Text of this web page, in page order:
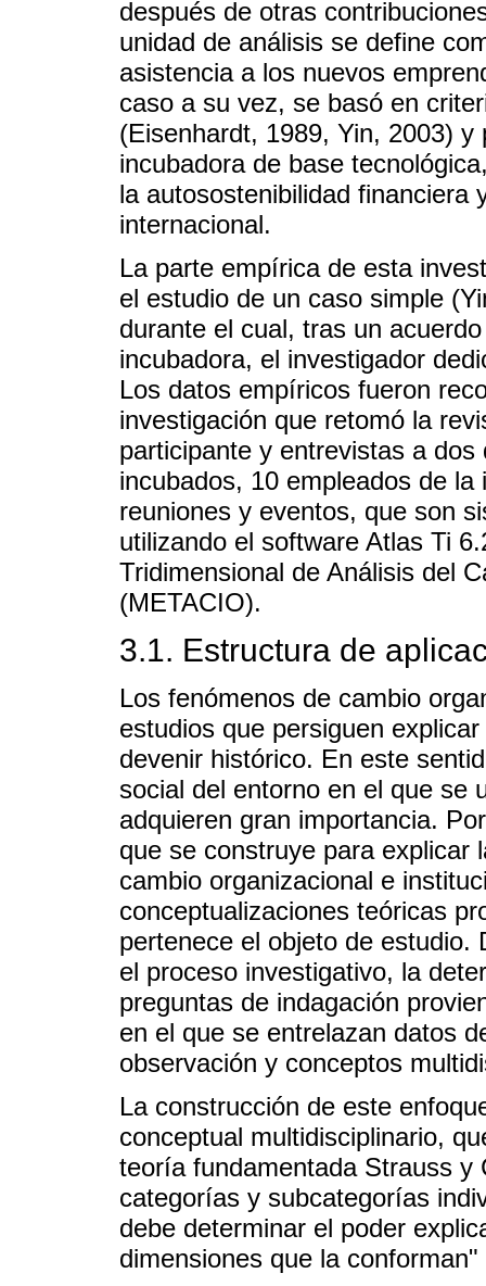
después de otras
unidad de análisis se define
asistencia a los nuevos
caso a su vez, se basó en
(Eisenhardt, 1989, Yin, 2003)
incubadora de base
la autosostenibilidad financiera
internacional.
La parte empírica de esta
el estudio de un caso simple
durante el cual, tras un
incubadora, el investigador
Los datos empíricos fueron
investigación que retomó la
participante y entrevistas a
incubados, 10 empleados de
reuniones y eventos, que son
utilizando el software Atlas Ti
Tridimensional de Análisis del
(METACIO).
3.1. Estructura de
Los fenómenos de cambio
estudios que persiguen
devenir histórico. En este
social del entorno en el que se
adquieren gran importancia.
que se construye para explicar
cambio organizacional e
conceptualizaciones teóricas
pertenece el objeto de estudio.
el proceso investigativo, la
preguntas de indagación
en el que se entrelazan datos
observación y conceptos
La construcción de este
conceptual multidisciplinario,
teoría fundamentada Strauss y
categorías y subcategorías
debe determinar el poder
dimensiones que la